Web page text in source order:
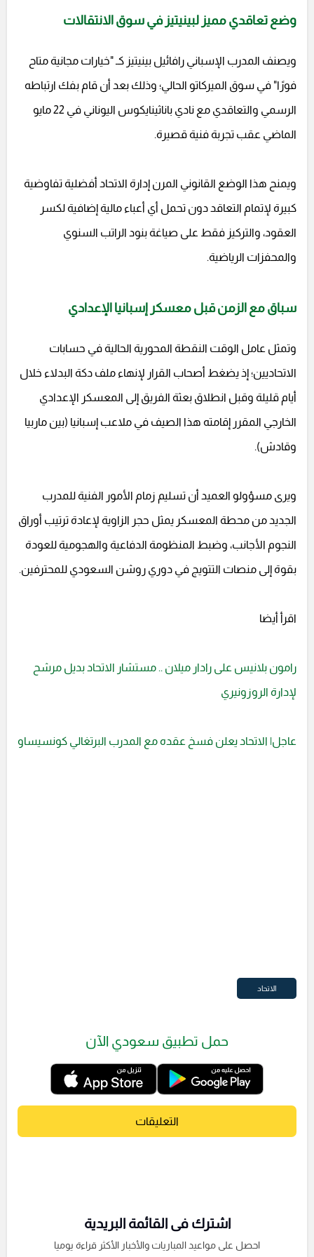
وضع تعاقدي مميز لبينيتيز في سوق الانتقالات
ويصنف المدرب الإسباني رافائيل بينيتيز كـ "خيارات مجانية متاح
فورًا" في سوق الميركاتو الحالي؛ وذلك بعد أن قام بفك ارتباطه
الرسمي والتعاقدي مع نادي باناثينايكوس اليوناني في 22 مايو
الماضي عقب تجربة فنية قصيرة.
ويمنح هذا الوضع القانوني المرن إدارة الاتحاد أفضلية تفاوضية
كبيرة لإتمام التعاقد دون تحمل أي أعباء مالية إضافية لكسر
العقود، والتركيز فقط على صياغة بنود الراتب السنوي
والمحفزات الرياضية.
سباق مع الزمن قبل معسكر إسبانيا الإعدادي
وتمثل عامل الوقت النقطة المحورية الحالية في حسابات
الاتحاديين؛ إذ يضغط أصحاب القرار لإنهاء ملف دكة البدلاء خلال
أيام قليلة وقبل انطلاق بعثة الفريق إلى المعسكر الإعدادي
الخارجي المقرر إقامته هذا الصيف في ملاعب إسبانيا (بين ماربيا
وقادش).
ويرى مسؤولو العميد أن تسليم زمام الأمور الفنية للمدرب
الجديد من محطة المعسكر يمثل حجر الزاوية لإعادة ترتيب أوراق
النجوم الأجانب، وضبط المنظومة الدفاعية والهجومية للعودة
بقوة إلى منصات التتويج في دوري روشن السعودي للمحترفين.
اقرأ أيضا
رامون بلانيس على رادار ميلان .. مستشار الاتحاد بديل مرشح
لإدارة الروزونيري
عاجل| الاتحاد يعلن فسخ عقده مع المدرب البرتغالي كونسيساو
الاتحاد
حمل تطبيق سعودي الآن
التعليقات
اشترك فى القائمة البريدية
احصل على مواعيد المباريات والأخبار الأكثر قراءة يوميا